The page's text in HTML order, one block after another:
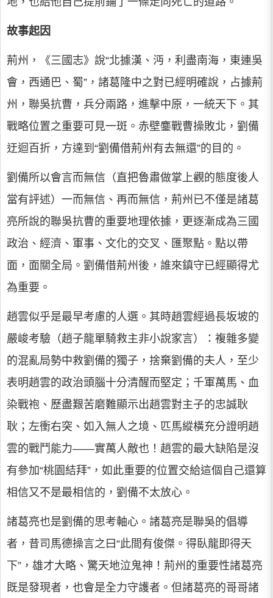
故事起因
荊州，《三國志》說“北據漢、沔，利盡南海，東連吳
會，西通巴、蜀”，諸葛隆中之對已經明確說，占據荊
州，聯吳抗曹，兵分兩路，進擊中原，一統天下。其
戰略位置之重要可見一斑。赤壁鏖戰曹操敗北，劉備
迂迴百折，方達到“劉備借荊州有去無還”的目的。
劉備所以會言而無信（直把魯肅做掌上觀的態度後人
當有評述）一而無信、再而無信，荊州已不僅是諸葛
亮所說的聯吳抗曹的重要地理依據，更逐漸成為三國
政治、經濟、軍事、文化的交叉、匯聚點。點以帶
面，面關全局。劉備借荊州後，誰來鎮守已經顯得尤
為重要。
趙雲似乎是最早考慮的人選。其時趙雲經過長坂坡的
嚴峻考驗（趙子龍單騎救主非小說家言）：複雜多變
的混亂局勢中救劉備的獨子，捨棄劉備的夫人，至少
表明趙雲的政治頭腦十分清醒而堅定；千軍萬馬、血
染戰袍、歷盡艱苦磨難顯示出趙雲對主子的忠誠耿
耿；左衝右突、如入無人之境、匹馬縱橫充分證明趙
雲的戰鬥能力——實萬人敵也！趙雲的最大缺陷是沒
有參加“桃園結拜”，如此重要的位置交給這個自己還算
相信又不是最相信的，劉備不太放心。
諸葛亮也是劉備的思考軸心。諸葛亮是聯吳的倡導
者，昔司馬德操言之曰“此間有俊傑。得臥龍即得天
下”，雄才大略、驚天地泣鬼神！荊州的重要性諸葛亮
既是發現者，也會是全力守護者。但諸葛亮的哥哥諸